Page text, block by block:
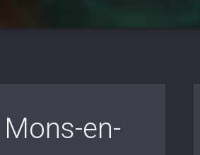
en-